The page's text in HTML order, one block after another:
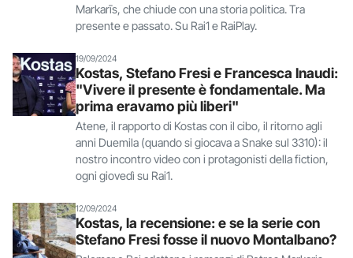
Markarīs, che chiude con una storia politica. Tra
presente e passato. Su Rai1 e RaiPlay.
19/09/2024
Kostas, Stefano Fresi e Francesca Inaudi:
"Vivere il presente è fondamentale. Ma
prima eravamo più liberi"
Atene, il rapporto di Kostas con il cibo, il ritorno agli
anni Duemila (quando si giocava a Snake sul 3310): il
nostro incontro video con i protagonisti della fiction,
ogni giovedì su Rai1.
12/09/2024
Kostas, la recensione: e se la serie con
Stefano Fresi fosse il nuovo Montalbano?